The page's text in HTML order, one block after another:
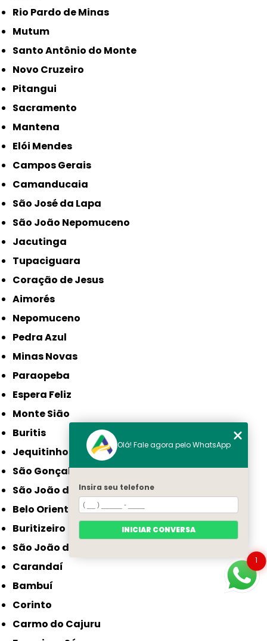
Rio Pardo de Minas
Mutum
Santo Antônio do Monte
Novo Cruzeiro
Pitangui
Sacramento
Mantena
Elói Mendes
Campos Gerais
Camanducaia
São José da Lapa
São João Nepomuceno
Jacutinga
Tupaciguara
Coração de Jesus
Aimorés
Nepomuceno
Pedra Azul
Minas Novas
Paraopeba
Espera Feliz
Monte Sião
Buritis
Jequitinhonha
São Gonçalo do Sapucaí
São João da Ponte
Belo Oriente
Buritizeiro
São João do Paraíso
Carandaí
Bambuí
Corinto
Carmo do Cajuru
1
Olá! Fale agora pelo WhatsApp
Insira seu telefone
INICIAR CONVERSA